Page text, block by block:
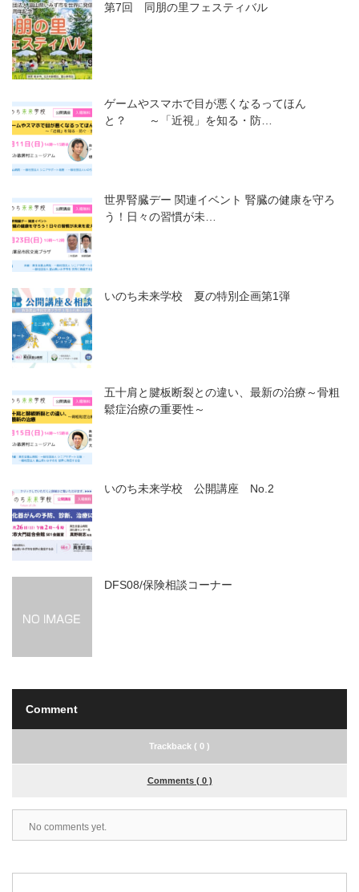
第7回 同朋の里フェスティバル
ゲームやスマホで目が悪くなるってほん
と？ ～「近視」を知る・防…
世界腎臓デー 関連イベント 腎臓の健康を守ろ
う！日々の習慣が未…
いのち未来学校 夏の特別企画第1弾
五十肩と腱板断裂との違い、最新の治療～骨粗
鬆症治療の重要性～
いのち未来学校 公開講座 No.2
DFS08/保険相談コーナー
Comment
Trackback ( 0 )
Comments ( 0 )
No comments yet.